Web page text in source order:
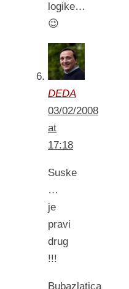
logike…
😉
DEDA
03/02/2008
at
17:18
Suske
…
je
pravi
drug
!!!
Bubazlatica